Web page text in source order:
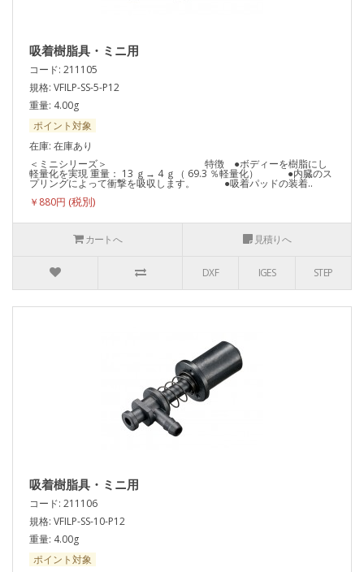
吸着樹脂具・ミニ用
コード: 211105
規格: VFILP-SS-5-P12
重量: 4.00g
ポイント対象
在庫: 在庫あり
＜ミニシリーズ＞ 特徴 ●ボディーを樹脂にし
軽量化を実現 重量： 13 ｇ→ 4 ｇ（ 69.3 ％軽量化） ●内臓のス
プリングによって衝撃を吸収します。 ●吸着パッドの装着..
￥880円
カートへ 見積りへ
DXF IGES STEP
吸着樹脂具・ミニ用
コード: 211106
規格: VFILP-SS-10-P12
重量: 4.00g
ポイント対象